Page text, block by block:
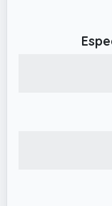
gran
espacio
cosa que
✔️
multiusos
óxido,
✔️ FÁCIL DE